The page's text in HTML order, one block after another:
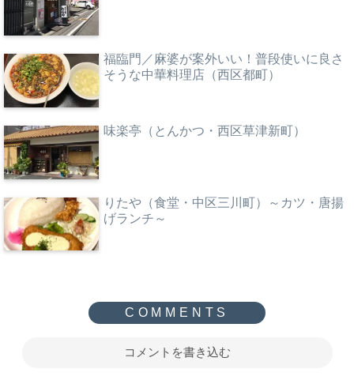
福臨門／麻婆が案外いい！普段使いに良さ
そうな中華料理店（西区都町）
味楽亭（とんかつ・西区草津新町）
りたや（食堂・中区三川町）～カツ・唐揚
げランチ～
コメントを書き込む